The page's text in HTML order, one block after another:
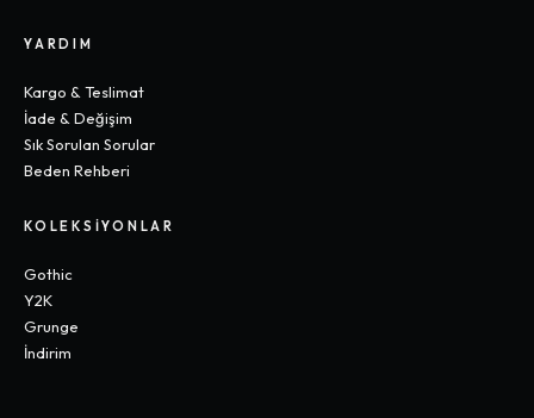
YARDIM
Kargo & Teslimat
İade & Değişim
Sık Sorulan Sorular
Beden Rehberi
KOLEKSIYONLAR
Gothic
Y2K
Grunge
İndirim